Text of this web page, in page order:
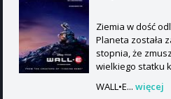
Ziemia w dość
Planeta została
stopnia, że
wielkiego statku
WALL•E... więcej